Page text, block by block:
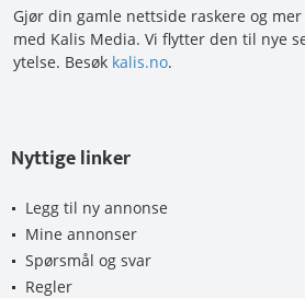
Gjør din gamle nettside raskere og
med Kalis Media. Vi flytter den til nye
ytelse. Besøk kalis.no.
Nyttige linker
Legg til ny annonse
Mine annonser
Spørsmål og svar
Regler